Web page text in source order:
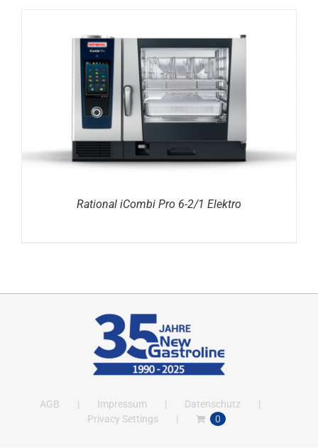
DETAILS
Rational iCombi Pro 6-2/1 Elektro
AGB Impressum
Datenschutz
Privacy Settings
0